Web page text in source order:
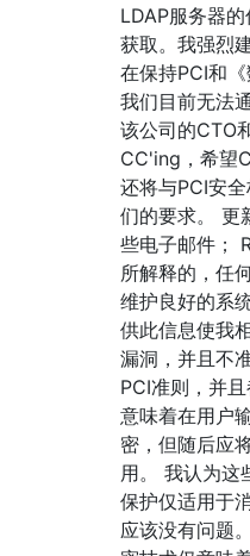
LDAP服务器
获取。我强烈
在保持PCI和
我们目前无法
该公司的CTO
CC'ing，希望
还将与PCI安
们的要求。 更
些电子邮件；
所解释的，任
维护良好的系
供此信息使我
漏洞，并且不
PCI准则，并
意味着在用户
密，但随后应
用。 我认为这
保护仅适用于
应该没有问题